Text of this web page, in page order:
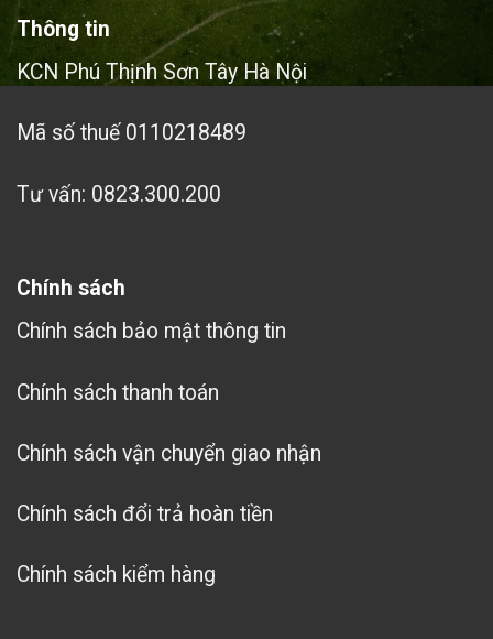
Thông tin
KCN Phú Thịnh Sơn Tây Hà Nội
Mã số thuế 0110218489
Tư vấn: 0823.300.200
Chính sách
Chính sách bảo mật thông tin
Chính sách thanh toán
Chính sách vận chuyển giao nhận
Chính sách đổi trả hoàn tiền
Chính sách kiểm hàng